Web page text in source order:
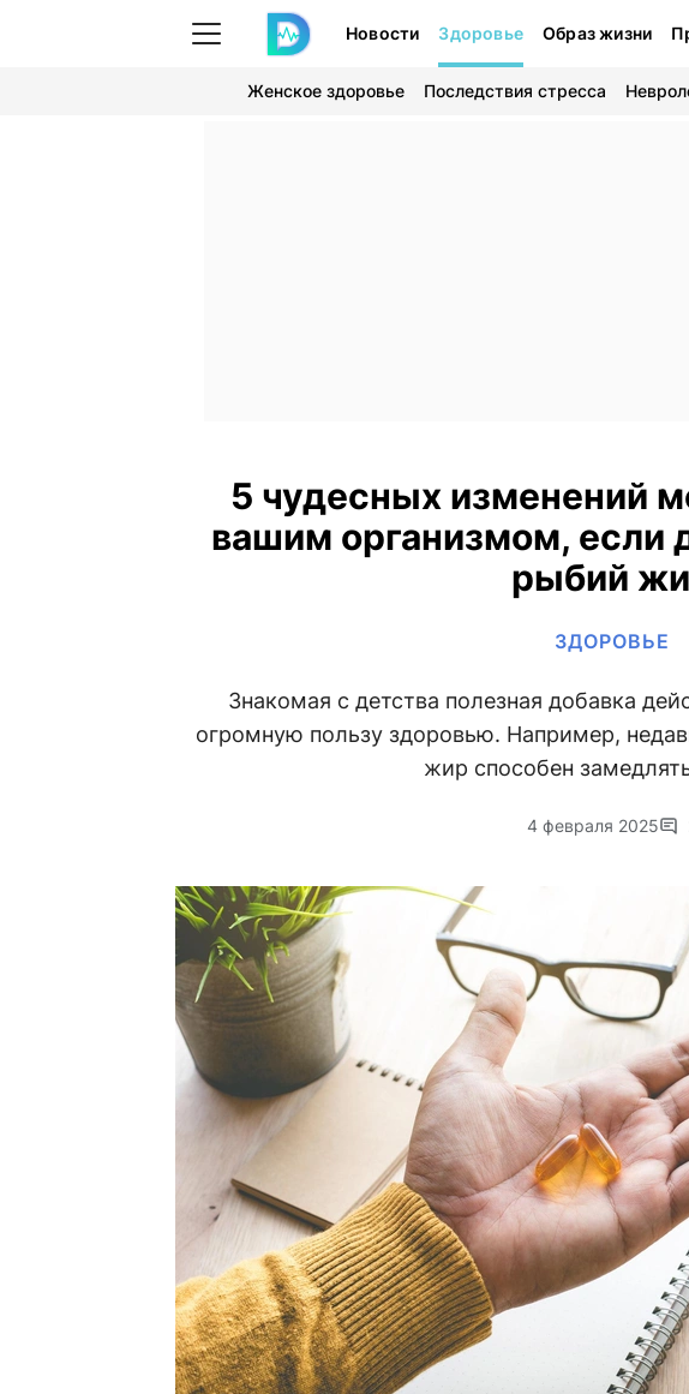
Новости Здоровье Образ жизни
Женское здоровье Последствия стресса
5 чудесных изменений
вашим организмом, если
рыбий
ЗДОРОВЬЕ
Знакомая с детства полезная добавка
огромную пользу здоровью. Например,
жир способен
4 февраля 2025